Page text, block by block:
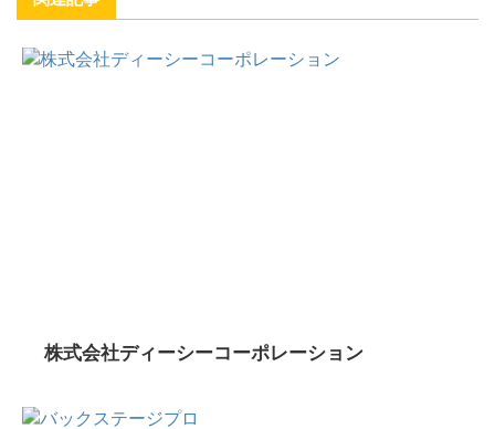
株式会社ディーシーコーポレーション